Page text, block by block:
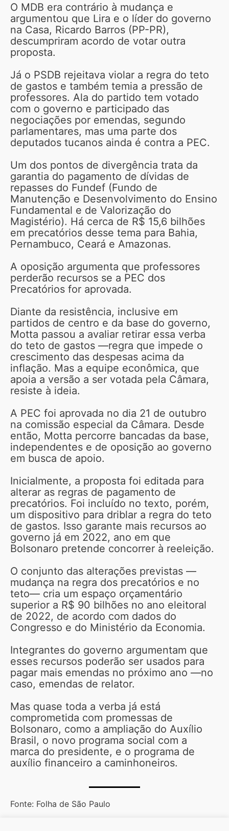
O MDB era contrário à mudança e
argumentou que Lira e o líder do governo
na Casa, Ricardo Barros (PP-PR),
descumpriram acordo de votar outra
proposta.
Já o PSDB rejeitava violar a regra do teto
de gastos e também temia a pressão de
professores. Ala do partido tem votado
com o governo e participado das
negociações por emendas, segundo
parlamentares, mas uma parte dos
deputados tucanos ainda é contra a PEC.
Um dos pontos de divergência trata da
garantia do pagamento de dívidas de
repasses do Fundef (Fundo de
Manutenção e Desenvolvimento do Ensino
Fundamental e de Valorização do
Magistério). Há cerca de R$ 15,6 bilhões
em precatórios desse tema para Bahia,
Pernambuco, Ceará e Amazonas.
A oposição argumenta que professores
perderão recursos se a PEC dos
Precatórios for aprovada.
Diante da resistência, inclusive em
partidos de centro e da base do governo,
Motta passou a avaliar retirar essa verba
do teto de gastos —regra que impede o
crescimento das despesas acima da
inflação. Mas a equipe econômica, que
apoia a versão a ser votada pela Câmara,
resiste à ideia.
A PEC foi aprovada no dia 21 de outubro
na comissão especial da Câmara. Desde
então, Motta percorre bancadas da base,
independentes e de oposição ao governo
em busca de apoio.
Inicialmente, a proposta foi editada para
alterar as regras de pagamento de
precatórios. Foi incluído no texto, porém,
um dispositivo para driblar a regra do teto
de gastos. Isso garante mais recursos ao
governo já em 2022, ano em que
Bolsonaro pretende concorrer à reeleição.
O conjunto das alterações previstas —
mudança na regra dos precatórios e no
teto— cria um espaço orçamentário
superior a R$ 90 bilhões no ano eleitoral
de 2022, de acordo com dados do
Congresso e do Ministério da Economia.
Integrantes do governo argumentam que
esses recursos poderão ser usados para
pagar mais emendas no próximo ano —no
caso, emendas de relator.
Mas quase toda a verba já está
comprometida com promessas de
Bolsonaro, como a ampliação do Auxílio
Brasil, o novo programa social com a
marca do presidente, e o programa de
auxílio financeiro a caminhoneiros.
Fonte: Folha de São Paulo